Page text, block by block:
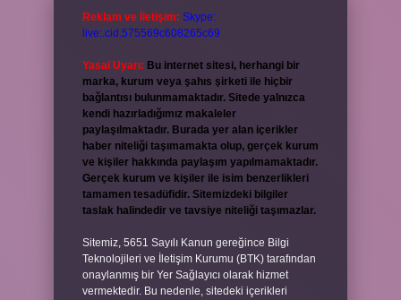
Reklam ve İletişim: Skype:
live:.cid.575569c608265c69
Yasal Uyarı: Bu internet sitesi, herhangi bir
marka, kurum veya şahıs şirketi ile hiçbir
bağlantısı bulunmamaktadır. Sitede yalnızca
kendi hazırladığımız makaleler
paylaşılmaktadır. Burada yer alan içerikler
haber niteliği taşımamakta olup, gerçek kurum
ve kişiler hakkında paylaşım yapılmamaktadır.
Gerçek kurum ve kişiler ile isim benzerlikleri
tamamen tesadüfidir. Sitemizdeki bilgiler
taslak halindedir ve tavsiye niteliği taşımazlar.
Sitemiz, 5651 Sayılı Kanun gereğince Bilgi
Teknolojileri ve İletişim Kurumu (BTK) tarafından
onaylanmış bir Yer Sağlayıcı olarak hizmet
vermektedir. Bu nedenle, sitedeki içerikleri